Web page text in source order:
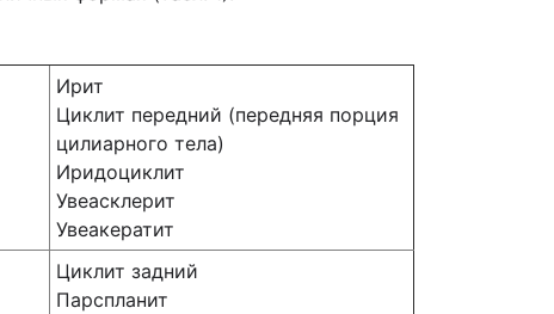
Ирит
Циклит передний (передняя порция
цилиарного тела)
Иридоциклит
Увеасклерит
Увеакератит
Циклит задний
Парспланит